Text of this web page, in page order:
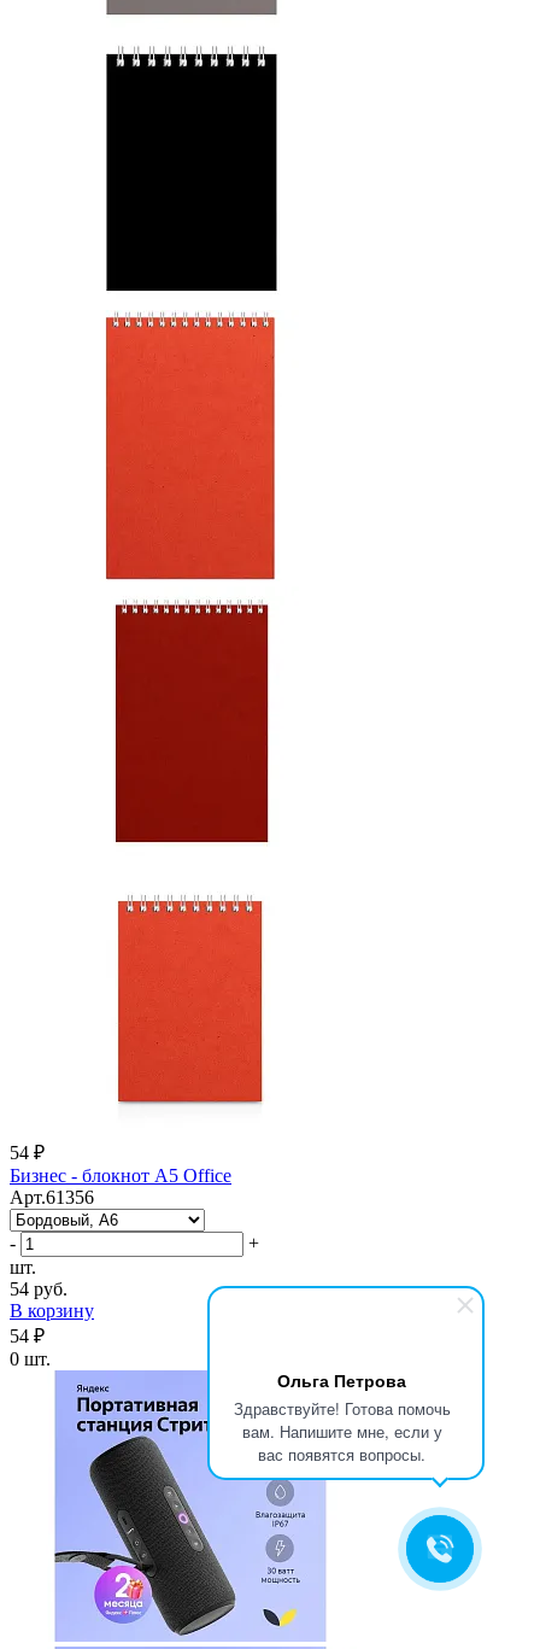
Ольга Петрова
Здравствуйте! Готова помочь
вам. Напишите мне, если у
вас появятся вопросы.
54 ₽
Бизнес - блокнот А5 Office
Арт.61356
-
+
шт.
54 руб.
В корзину
54 ₽
0 шт.